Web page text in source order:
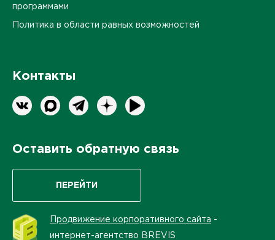
программами
Политика в области равных возможностей
Контакты
Оставить обратную связь
ПЕРЕЙТИ
Продвижение корпоративного сайта -
интернет-агентство BREVIS